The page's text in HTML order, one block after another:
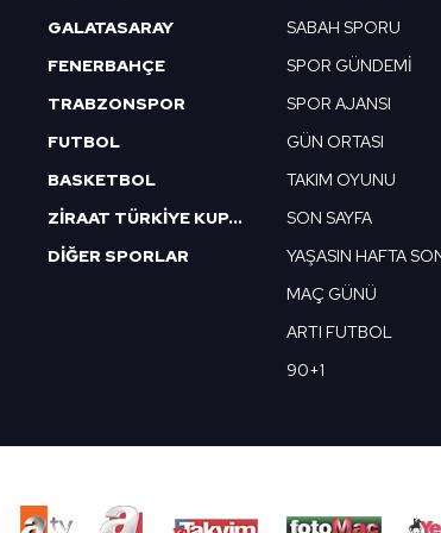
çerezlerle ilgili bilgi almak için lütfentıklayınız
GALATASARAY
FENERBAHÇE
TRABZONSPOR
FUTBOL
BASKETBOL
ZİRAAT TÜRKİYE KUPASI
DİĞER SPORLAR
SABAH SPORU
SPOR GÜNDEMİ
SPOR AJANSI
GÜN ORTASI
TAKIM OYUNU
SON SAYFA
YAŞASIN HAFTA
MAÇ GÜNÜ
ARTI FUTBOL
90+1